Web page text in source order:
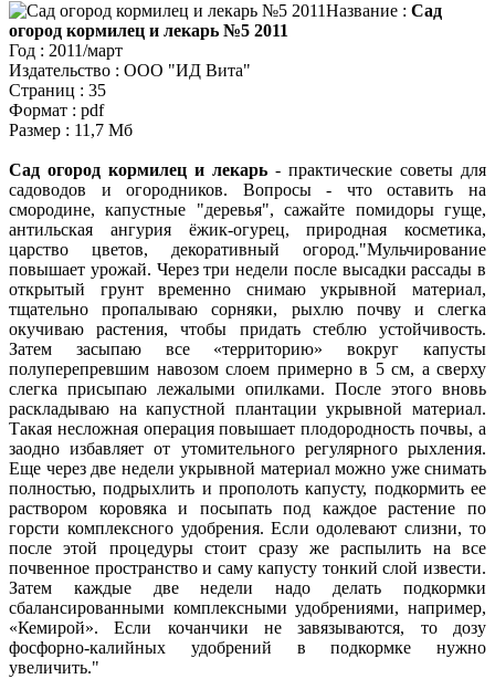
Название : Сад
огород кормилец и лекарь №5 2011
Год : 2011/март
Издательство : ООО "ИД Вита"
Страниц : 35
Формат : pdf
Размер : 11,7 Мб
Сад огород кормилец и лекарь - практические советы для
садоводов и огородников. Вопросы - что оставить на
смородине, капустные "деревья", сажайте помидоры гуще,
антильская ангурия ёжик-огурец, природная косметика,
царство цветов, декоративный огород. Мульчирование
повышает урожай. Через три недели после высадки рассады в
открытый грунт временно снимаю укрывной материал,
тщательно пропалываю сорняки, рыхлю почву и слегка
окучиваю растения, чтобы придать стеблю устойчивость.
Затем засыпаю все «территорию» вокруг капусты
полуперепревшим навозом слоем примерно в 5 см, а сверху
слегка присыпаю лежалыми опилками. После этого вновь
раскладываю на капустной плантации укрывной материал.
Такая несложная операция повышает плодородность почвы, а
заодно избавляет от утомительного регулярного рыхления.
Еще через две недели укрывной материал можно уже снимать
полностью, подрыхлить и прополоть капусту, подкормить ее
раствором коровяка и посыпать под каждое растение по
горсти комплексного удобрения. Если одолевают слизни, то
после этой процедуры стоит сразу же распылить на все
почвенное пространство и саму капусту тонкий слой извести.
Затем каждые две недели надо делать подкормки
сбалансированными комплексными удобрениями, например,
«Кемирой». Если кочанчики не завязываются, то дозу
фосфорно-калийных удобрений в подкормке нужно
увеличить.